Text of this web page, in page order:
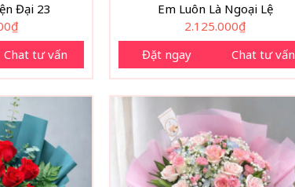
Đại 23
₫
Chat tư vấn
Em Luôn Là Ngoại Lệ
2.125.000₫
Đặt ngay
Chat tư vấn